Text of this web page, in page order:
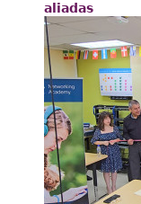
aliadas